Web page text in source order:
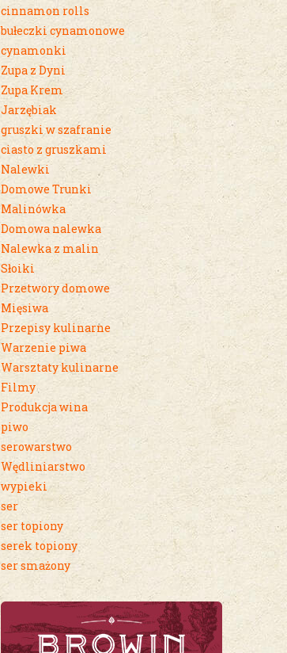
cinnamon rolls
bułeczki cynamonowe
cynamonki
Zupa z Dyni
Zupa Krem
Jarzębiak
gruszki w szafranie
ciasto z gruszkami
Nalewki
Domowe Trunki
Malinówka
Domowa nalewka
Nalewka z malin
Słoiki
Przetwory domowe
Mięsiwa
Przepisy kulinarne
Warzenie piwa
Warsztaty kulinarne
Filmy
Produkcja wina
piwo
serowarstwo
Wędliniarstwo
wypieki
ser
ser topiony
serek topiony
ser smażony